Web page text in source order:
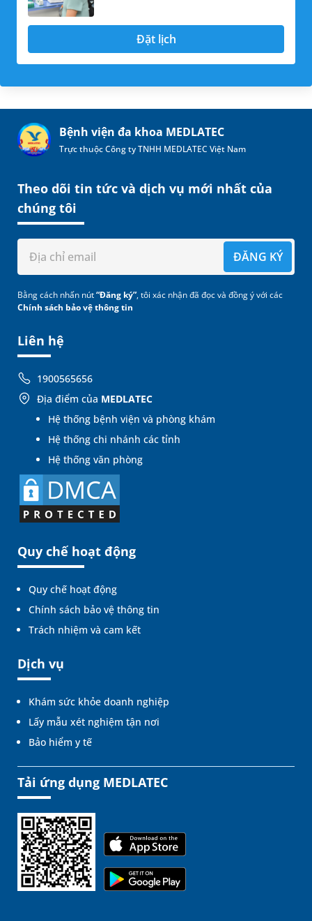
Đặt lịch
Bệnh viện đa khoa MEDLATEC
Trực thuộc Công ty TNHH MEDLATEC Việt Nam
Liên hệ
1900565656
Địa điểm của MEDLATEC
Hệ thống bệnh viện và phòng khám
Hệ thống chi nhánh các tỉnh
Hệ thống văn phòng
Quy chế hoạt động
Quy chế hoạt động
Chính sách bảo vệ thông tin
Trách nhiệm và cam kết
Dịch vụ
Khám sức khỏe doanh nghiệp
Lấy mẫu xét nghiệm tận nơi
Bảo hiểm y tế
Theo dõi tin tức và dịch vụ mới nhất của
chúng tôi
ĐĂNG KÝ
Bằng cách nhấn nút“Đăng ký”, tôi xác nhận đã đọc và đồng ý với các
Chính sách bảo vệ thông tin
Tải ứng dụng MEDLATEC